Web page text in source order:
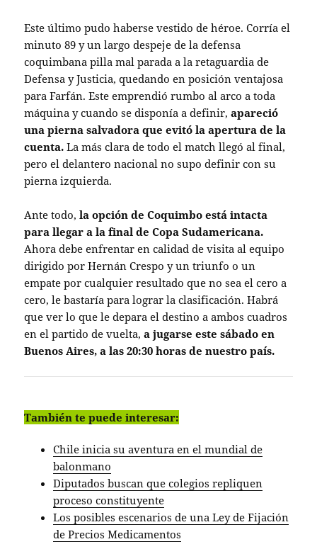
Este último pudo haberse vestido de héroe. Corría el
minuto 89 y un largo despeje de la defensa
coquimbana pilla mal parada a la retaguardia de
Defensa y Justicia, quedando en posición ventajosa
para Farfán. Este emprendió rumbo al arco a toda
máquina y cuando se disponía a definir,apareció
una pierna salvadora que evitó la apertura de la
cuenta. La más clara de todo el match llegó al final,
pero el delantero nacional no supo definir con su
pierna izquierda.
Ante todo, la opción de Coquimbo está intacta
para llegar a la final de Copa Sudamericana.
Ahora debe enfrentar en calidad de visita al equipo
dirigido por Hernán Crespo y un triunfo o un
empate por cualquier resultado que no sea el cero a
cero, le bastaría para lograr la clasificación. Habrá
que ver lo que le depara el destino a ambos cuadros
en el partido de vuelta,a jugarse este sábado en
Buenos Aires, a las 20:30 horas de nuestro país.
También te puede interesar:
Chile inicia su aventura en el mundial de
balonmano
Diputados buscan que colegios repliquen
proceso constituyente
Los posibles escenarios de una Ley de Fijación
de Precios Medicamentos